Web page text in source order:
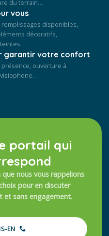
du terrain…
vous
disponibles,
décoratifs,
garantir votre confort
présence, ouverture à
portail qui
nous vous rappelions
pour en discuter
et sans engagement.